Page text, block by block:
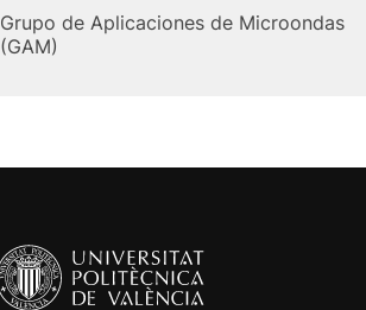
Grupo de Aplicaciones de Microondas
(GAM)